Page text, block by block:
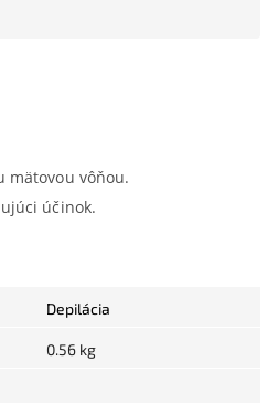
mätovou vôňou.
účinok.
Depilácia
0.56 kg